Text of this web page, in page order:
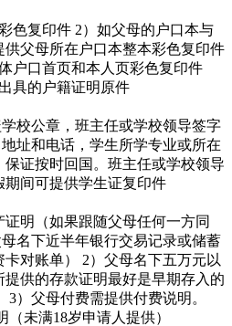
色复印件 2）如父母的户口本与
父母所在户口本整本彩色复印件
户口首页和本人页彩色复印件
具的户籍证明原件
校公章，班主任或学校领导签字
址和电话，学生所学专业或所在
证按时回国。班主任或学校领导
期间可提供学生证复印件
明（如果跟随父母任何一方同
名下近半年银行交易记录或储蓄
对账单） 2）父母名下五万元以
提供的存款证明最好是早期存入的
）父母付费需提供付费说明。
未满18岁申请人提供）